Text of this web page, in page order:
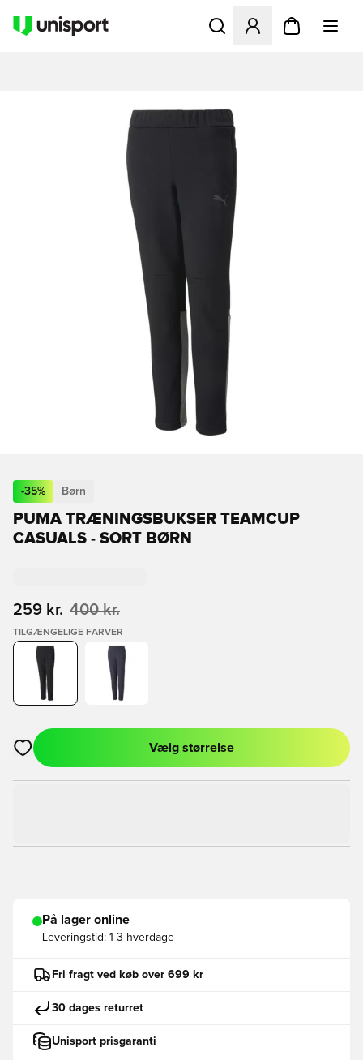
Åbner en Modal til at
-35% Børn
PUMA TRÆNINGSBUKSER TEAMCUP
CASUALS - SORT BØRN
259 kr. 400 kr.
TILGÆNGELIGE FARVER
Åbner en Modal til at logge ind eller tilmelde dig som medlem
Vælg størrelse
På lager online
Leveringstid: 1-3 hverdage
Fri fragt ved køb over 699 kr
30 dages returret
Unisport prisgaranti